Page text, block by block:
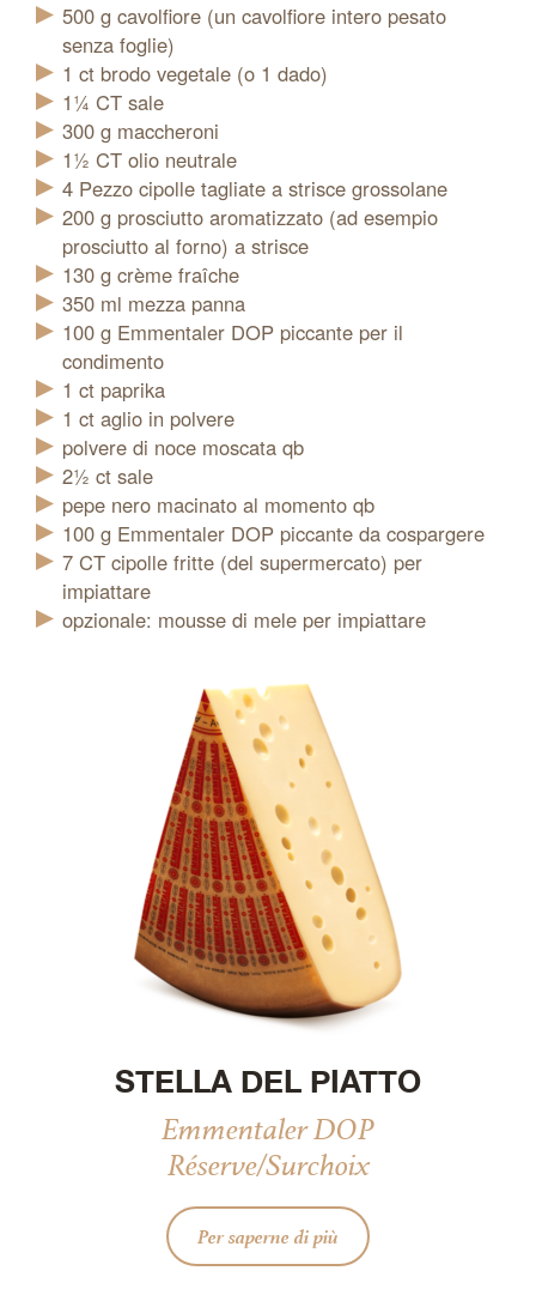
500 g cavolfiore (un cavolfiore intero pesato
senza foglie)
1 ct brodo vegetale (o 1 dado)
1¼ CT sale
300 g maccheroni
1½ CT olio neutrale
4 Pezzo cipolle tagliate a strisce grossolane
200 g prosciutto aromatizzato (ad esempio
prosciutto al forno) a strisce
130 g crème fraîche
350 ml mezza panna
100 g Emmentaler DOP piccante per il
condimento
1 ct paprika
1 ct aglio in polvere
polvere di noce moscata qb
2½ ct sale
pepe nero macinato al momento qb
100 g Emmentaler DOP piccante da cospargere
7 CT cipolle fritte (del supermercato) per
impiattare
opzionale: mousse di mele per impiattare
STELLA DEL PIATTO
Emmentaler DOP
Réserve/Surchoix
Per saperne di più